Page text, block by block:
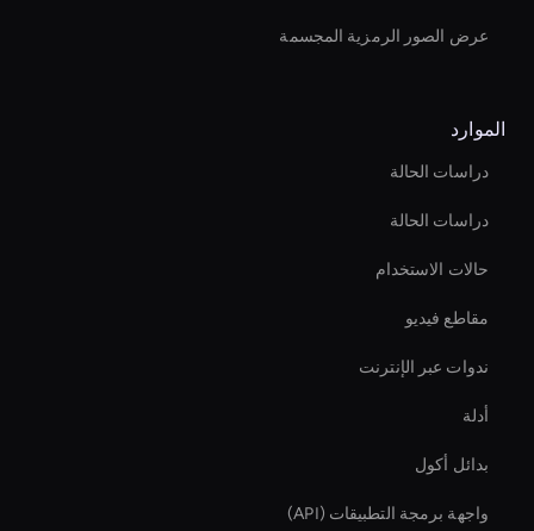
عرض الصور الرمزية المجسمة
الموارد
دراسات الحالة
دراسات الحالة
حالات الاستخدام
مقاطع فيديو
ندوات عبر الإنترنت
أدلة
بدائل أكول
واجهة برمجة التطبيقات (API)